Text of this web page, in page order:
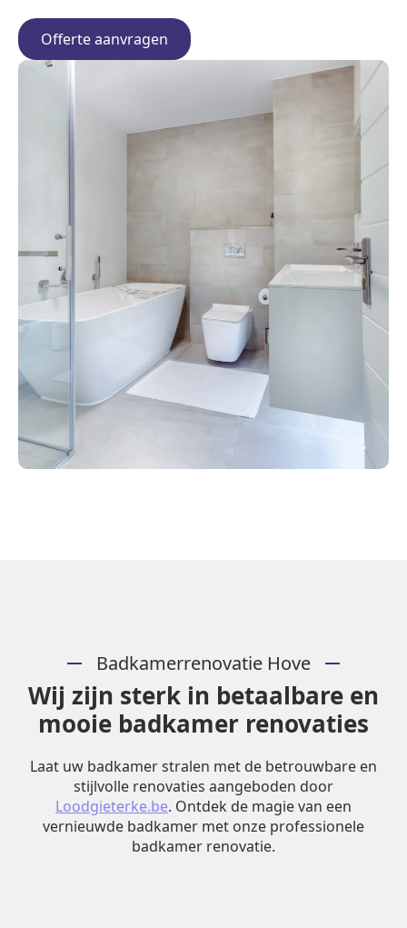
Offerte aanvragen
Badkamerrenovatie Hove
Wij zijn sterk in betaalbare en
mooie badkamer renovaties
Laat uw badkamer stralen met de betrouwbare en
stijlvolle renovaties aangeboden door
Loodgieterke.be. Ontdek de magie van een
vernieuwde badkamer met onze professionele
badkamer renovatie.